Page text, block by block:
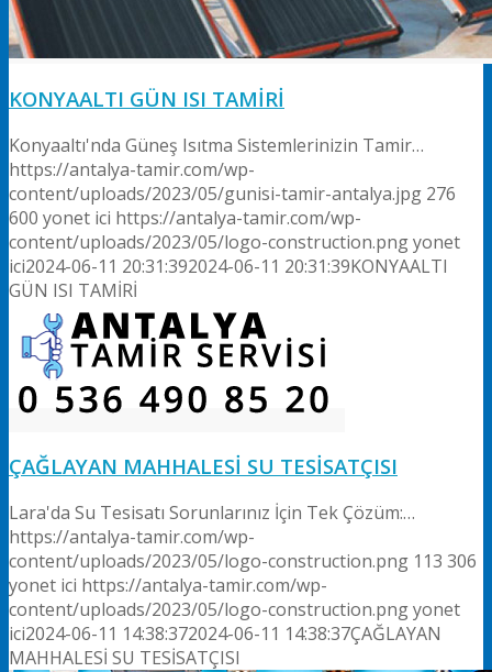
KONYAALTI GÜN ISI TAMİRİ
Konyaaltı'nda Güneş Isıtma Sistemlerinizin Tamir…
https://antalya-tamir.com/wp-
content/uploads/2023/05/gunisi-tamir-antalya.jpg 276
600 yonet ici https://antalya-tamir.com/wp-
content/uploads/2023/05/logo-construction.pngyonet
ici2024-06-11 20:31:392024-06-11 20:31:39KONYAALTI
GÜN ISI TAMİRİ
ÇAĞLAYAN MAHHALESİ SU TESİSATÇISI
Lara'da Su Tesisatı Sorunlarınız İçin Tek Çözüm:…
https://antalya-tamir.com/wp-
content/uploads/2023/05/logo-construction.png 113 306
yonet ici https://antalya-tamir.com/wp-
content/uploads/2023/05/logo-construction.pngyonet
ici2024-06-11 14:38:372024-06-11 14:38:37ÇAĞLAYAN
MAHHALESİ SU TESİSATÇISI